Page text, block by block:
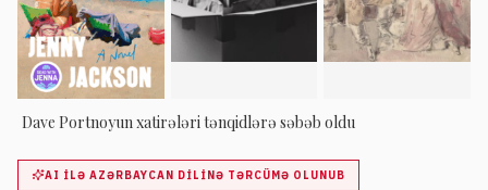
Dave Portnoyun xatirələri tənqidlərə səbəb oldu
AI ILƏ AZƏRBAYCAN DILINƏ TƏRCÜMƏ OLUNUB